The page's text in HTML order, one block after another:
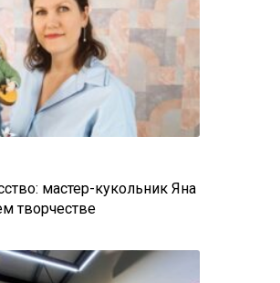
мастер-кукольник Яна
творчестве